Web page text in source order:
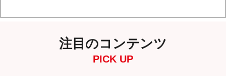
注目のコンテンツ
PICK UP